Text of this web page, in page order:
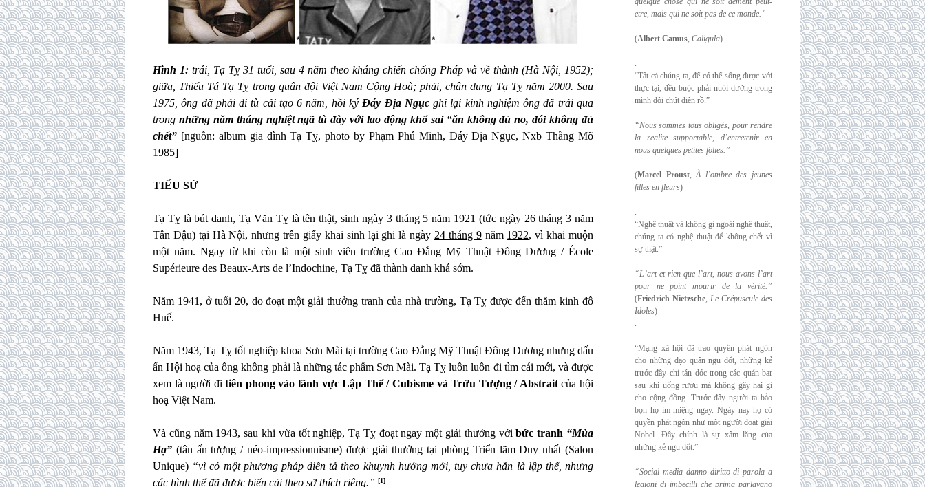
Hình 1: trái, Tạ Tỵ 31 tuổi, sau 4 năm theo kháng chiến chống Pháp và về thành (Hà Nội, 1952);
giữa, Thiếu Tá Tạ Tỵ trong quân đội Việt Nam Cộng Hoà; phải, chân dung Tạ Tỵ năm 2000. Sau
1975, ông đã phải đi tù cải tạo 6 năm, hồi kýĐáy Địa Ngụcghi lại kinh nghiệm ông đã trải qua
trong những năm tháng nghiệt ngã tù đày với lao động khổ sai “ăn không đủ no, đói không đủ
chết” [nguồn: album gia đình Tạ Tỵ, photo by Phạm Phú Minh, Đáy Địa Ngục, Nxb Thằng Mõ
1985]
TIỂU SỬ
Tạ Tỵ là bút danh, Tạ Văn Tỵ là tên thật, sinh ngày 3 tháng 5 năm 1921 (tức ngày 26 tháng 3 năm
Tân Dậu) tại Hà Nội, nhưng trên giấy khai sinh lại ghi là ngày 24 tháng 9năm 1922, vì khai muộn
một năm. Ngay từ khi còn là một sinh viên trường Cao Đẳng Mỹ Thuật Đông Dương / École
Supérieure des Beaux-Arts de l’Indochine, Tạ Tỵ đã thành danh khá sớm.
Năm 1941, ở tuổi 20, do đoạt một giải thưởng tranh của nhà trường, Tạ Tỵ được đến thăm kinh đô
Huế.
Năm 1943, Tạ Tỵ tốt nghiệp khoa Sơn Mài tại trường Cao Đẳng Mỹ Thuật Đông Dương nhưng dấu
ấn Hội hoạ của ông không phải là những tác phẩm Sơn Mài. Tạ Tỵ luôn luôn đi tìm cái mới, và được
xem là người đitiên phong vào lãnh vực Lập Thể / Cubisme và Trừu Tượng / Abstraitcủa hội
hoạ Việt Nam.
Và cũng năm 1943, sau khi vừa tốt nghiệp, Tạ Tỵ đoạt ngay một giải thưởng vớibức tranh “Mùa
Hạ” (tân ấn tượng / néo-impressionnisme) được giải thưởng tại phòng Triển lãm Duy nhất (Salon
Unique) “vì có một phương pháp diễn tả theo khuynh hướng mới, tuy chưa hẳn là lập thể, nhưng
các hình thể đã được biến cải theo sở thích riêng.”
[1]
etre, mais qui ne soit pas de ce monde.”
(Albert Camus, Caligula).
.
“Tất cả chúng ta, để có thể sống được với
thực tại, đều buộc phải nuôi dưỡng trong
mình đôi chút điên rồ.”
“Nous sommes tous obligés, pour rendre
la realite supportable, d’entretenir en
nous quelques petites folies.”
(Marcel Proust,À l’ombre des jeunes
filles en fleurs)
.
“Nghệ thuật và không gì ngoài nghệ thuật,
chúng ta có nghệ thuật để không chết vì
sự thật.”
“L’art et rien que l’art, nous avons l’art
pour ne point mourir de la vérité.”
(Friedrich Nietzsche, Le Crépuscule des
Idoles)
.
“Mạng xã hội đã trao quyền phát ngôn
cho những đạo quân ngu dốt, những kẻ
trước đây chỉ tán dóc trong các quán bar
sau khi uống rượu mà không gây hại gì
cho cộng đồng. Trước đây người ta bảo
bọn họ im miệng ngay. Ngày nay họ có
quyền phát ngôn như một người đoạt giải
Nobel. Đây chính là sự xâm lăng của
những kẻ ngu dốt.”
“Social media danno diritto di parola a
legioni di imbecilli che prima parlavano